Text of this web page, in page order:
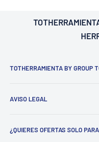
TOTHERRAMIENTA BY GROUP
Sant Esteve Sesrovires
sector como para
AVISO LEGAL
Política de envío
¿QUIERES OFERTAS SOLO